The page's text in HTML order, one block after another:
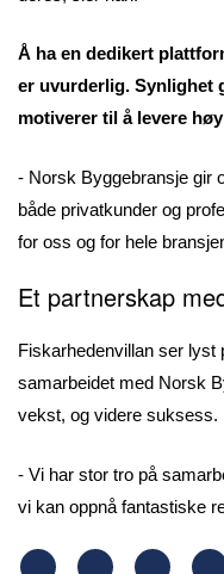
Å ha en dedikert
er uvurderlig. Synlighet
motiverer til å levere
- Norsk Byggebransje gir
både privatkunder og
for oss og for hele
Et partnerskap
Fiskarhedenvillan ser lyst
samarbeidet med Norsk
vekst, og videre suksess.
- Vi har stor tro på
vi kan oppnå fantastiske